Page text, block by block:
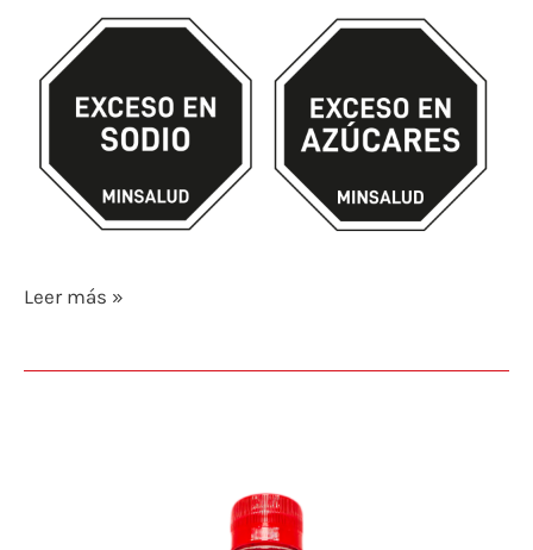
Leer más »